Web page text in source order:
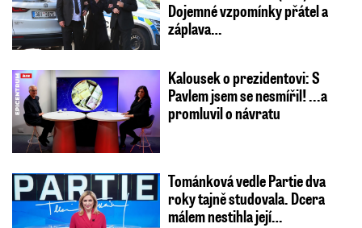
Dojemné vzpomínky přátel a
záplava…
Kalousek o prezidentovi: S
Pavlem jsem se nesmířil! ...a
promluvil o návratu
Tománková vedle Partie dva
roky tajně studovala. Dcera
málem nestihla její…